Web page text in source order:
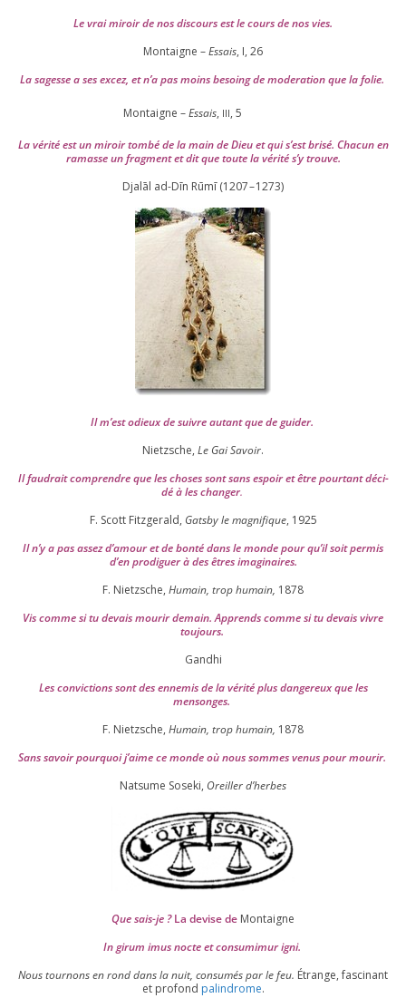
Le vrai miroir de nos dis­cours est le cours de nos vies.
Montaigne –Essais, I, 26
La sagesse a ses excez, et n’a pas moins besoing de mode­ra­tion que la folie.
Montaigne –Essais, III, 5
La véri­té est un miroir tom­bé de la main de Dieu et qui s’est bri­sé. Chacun en
ramasse un frag­ment et dit que toute la véri­té s’y trouve.
Djalāl ad-Dīn Rūmī (1207–1273)
Il m’est odieux de suivre autant que de gui­der.
Nietzsche, Le Gai Savoir.
Il fau­drait com­prendre que les choses sont sans espoir et être pour­tant déci­
dé à les chan­ger.
F. Scott Fitzgerald, Gatsby le magni­fique, 1925
Il n’y a pas assez d’a­mour et de bon­té dans le monde pour qu’il soit per­mis
d’en pro­di­guer à des êtres imaginaires.
F. Nietzsche, Humain, trop humain, 1878
Vis comme si tu devais mou­rir demain. Apprends comme si tu devais vivre
toujours.
Gandhi
Les convic­tions sont des enne­mis de la véri­té plus dan­ge­reux que les
mensonges.
F. Nietzsche, Humain, trop humain, 1878
Sans savoir pour­quoi j’aime ce monde où nous sommes venus pour mourir.
Natsume Soseki, Oreiller d’herbes
Que sais-je ?La devise de Montaigne
In girum imus nocte et consu­mi­mur igni.
Nous tour­nons en rond dans la nuit, consu­més par le feu. Étrange, fas­ci­nant
et pro­fond palin­drome.